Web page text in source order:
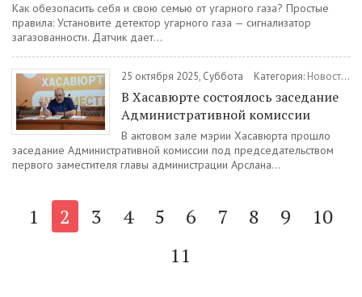
Как обезопасить себя и свою семью от угарного газа? Простые
правила: Установите детектор угарного газа — сигнализатор
загазованности. Датчик дает...
25 октября 2025, Суббота Категория: Новости /
В Хасавюрте состоялось заседание
Административной комиссии
В актовом зале мэрии Хасавюрта прошло
заседание Административной комиссии под председательством
первого заместителя главы администрации Арслана...
1 2 3 4 5 6 7 8 9
10
11